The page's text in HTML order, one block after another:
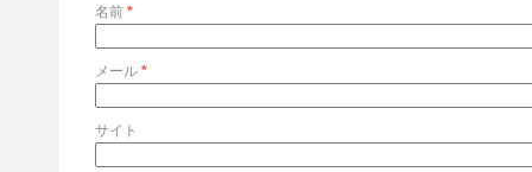
名前 *
メール *
サイト